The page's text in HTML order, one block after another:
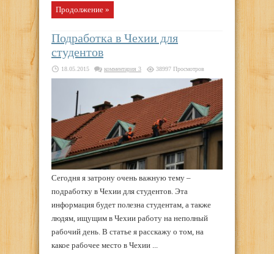
Продолжение »
Подработка в Чехии для
студентов
18.05.2015 комментария 3 38997 Просмотров
Сегодня я затрону очень важную тему –
подработку в Чехии для студентов. Эта
информация будет полезна студентам, а также
людям, ищущим в Чехии работу на неполный
рабочий день. В статье я расскажу о том, на
какое рабочее место в Чехии ...